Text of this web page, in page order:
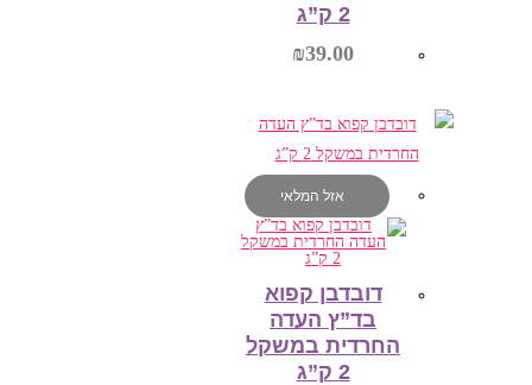
2 ק”ג
₪39.00
הוספה לסל
אזל המלאי
דובדבן קפוא
בד”ץ העדה
החרדית במשקל
2 ק”ג